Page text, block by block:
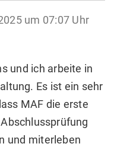
um 07:07 Uhr
und ich arbeite in
Es ist ein sehr
MAF die erste
und miterleben